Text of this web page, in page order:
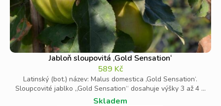
Jabloň sloupovitá ‚Gold Sensation‘
589 Kč
Latinský (bot.) název: Malus domestica ‚Gold Sensation‘.
Sloupcovité jablko „Gold Sensation“ dosahuje výšky 3 až 4 ...
Skladem